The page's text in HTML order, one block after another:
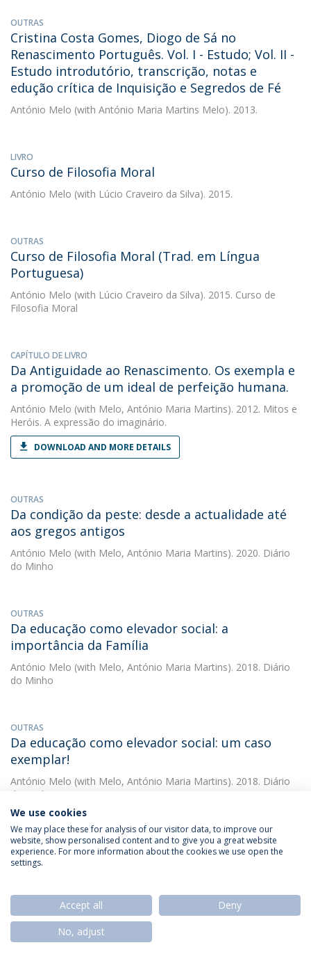
OUTRAS
Cristina Costa Gomes, Diogo de Sá no
Renascimento Português. Vol. I - Estudo; Vol. II -
Estudo introdutório, transcrição, notas e
edução crítica de Inquisição e Segredos de Fé
António Melo (with António Maria Martins Melo). 2013.
LIVRO
Curso de Filosofia Moral
António Melo (with Lúcio Craveiro da Silva). 2015.
OUTRAS
Curso de Filosofia Moral (Trad. em Língua
Portuguesa)
António Melo (with Lúcio Craveiro da Silva). 2015. Curso de
Filosofia Moral
CAPÍTULO DE LIVRO
Da Antiguidade ao Renascimento. Os exempla e
a promoção de um ideal de perfeição humana.
António Melo (with Melo, António Maria Martins). 2012. Mitos e
Heróis. A expressão do imaginário.
DOWNLOAD AND MORE DETAILS
OUTRAS
Da condição da peste: desde a actualidade até
aos gregos antigos
António Melo (with Melo, António Maria Martins). 2020. Diário
do Minho
OUTRAS
Da educação como elevador social: a
importância da Família
António Melo (with Melo, António Maria Martins). 2018. Diário
do Minho
OUTRAS
Da educação como elevador social: um caso
exemplar!
António Melo (with Melo, António Maria Martins). 2018. Diário
do Minho
OUTRAS
Da educação para a cidadania: a função central
da Família
António Melo(with Melo, António Maria Martins). 2018. Diário
We use cookies
We may place these for analysis of our visitor data, to improve our
website, show personalised content and to give you a great website
experience. For more information about the cookies we use open the
settings.
Accept all
Deny
No, adjust